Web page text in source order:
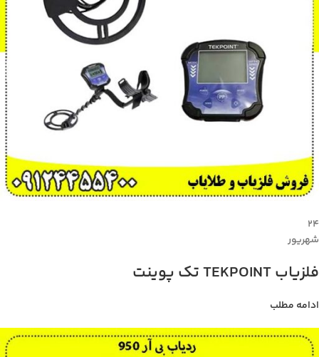
۲۴
شهریور
فلزیاب TEKPOINT تک پوینت
ادامه مطلب